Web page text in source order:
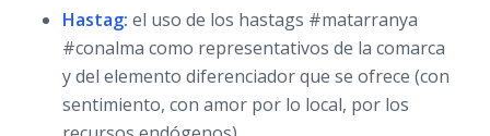
Hastag: el uso de los hastags #matarranya
#conalma como representativos de la comarca
y del elemento diferenciador que se ofrece (con
sentimiento, con amor por lo local, por los